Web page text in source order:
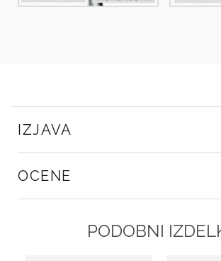
IZJAVA
OCENE
PODOBNI